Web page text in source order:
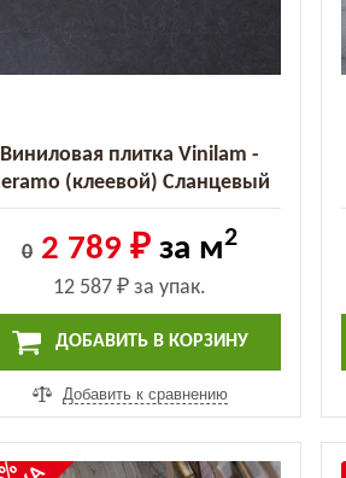
Виниловая плитка Vinilam -
(клеевой) Сланцевый
Черный (61607 (2.5))
0 2 789 ₽ за м2
12 587 ₽ за упак.
ДОБАВИТЬ В КОРЗИНУ
Добавить к сравнению